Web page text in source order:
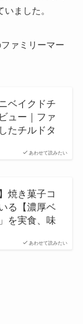
ました。
ァミリーマー
あわせて読みたい
ベイクドチ
ュー｜ファ
たチルドタ
あわせて読みたい
焼き菓子コ
る【濃厚ベ
を実食、味